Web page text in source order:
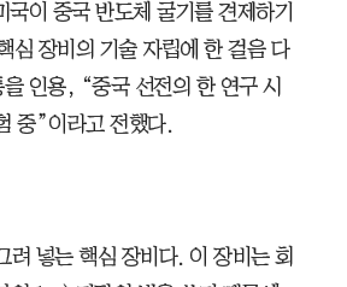
이 중국 반도체 굴기를 견제하기
심 장비의 기술 자립에 한 걸음 다
인용, “중국 선전의 한 연구 시
중”이라고 전했다.
넣는 핵심 장비다. 이 장비는 회